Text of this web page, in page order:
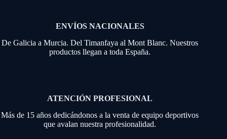
ENVÍOS NACIONALES
De Galicia a Murcia. Del Timanfaya al Mont Blanc. Nuestros
productos llegan a toda España.
ATENCIÓN PROFESIONAL
Más de 15 años dedicándonos a la venta de equipo deportivos
que avalan nuestra profesionalidad.